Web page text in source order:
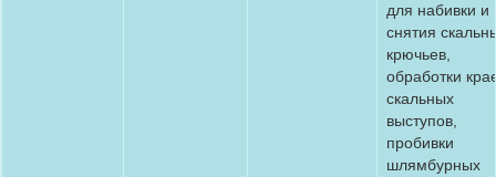
для набивки и
снятия
крючьев,
обработки
скальных
выступов,
пробивки
шлямбурных